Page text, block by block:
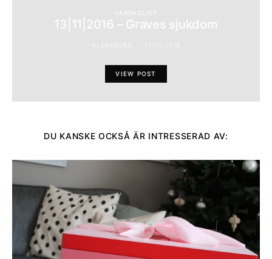
VARDAGLIGT
13|11|2016 – Graves sjukdom
VIEW POST
DU KANSKE OCKSÅ ÄR INTRESSERAD AV: